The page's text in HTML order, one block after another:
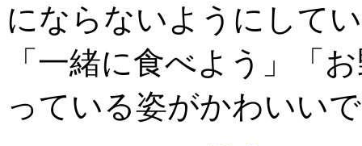
にならないようにして
「一緒に食べよう」「
っている姿がかわいい